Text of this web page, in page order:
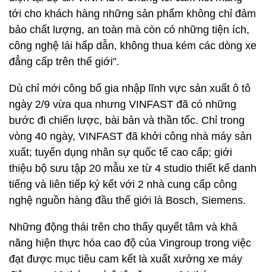
tới cho khách hàng những sản phẩm không chỉ đảm
bảo chất lượng, an toàn mà còn có những tiện ích,
công nghệ lái hấp dẫn, không thua kém các dòng xe
đẳng cấp trên thế giới”.
Dù chỉ mới công bố gia nhập lĩnh vực sản xuất ô tô
ngày 2/9 vừa qua nhưng VINFAST đã có những
bước đi chiến lược, bài bản và thần tốc. Chỉ trong
vòng 40 ngày, VINFAST đã khởi công nhà máy sản
xuất; tuyển dụng nhân sự quốc tế cao cấp; giới
thiệu bộ sưu tập 20 mẫu xe từ 4 studio thiết kế danh
tiếng và liên tiếp ký kết với 2 nhà cung cấp công
nghệ nguồn hàng đầu thế giới là Bosch, Siemens.
Những động thái trên cho thấy quyết tâm và khả
năng hiện thực hóa cao độ của Vingroup trong việc
đạt được mục tiêu cam kết là xuất xưởng xe máy